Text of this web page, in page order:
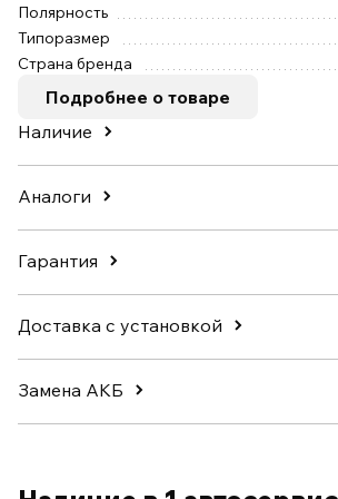
Полярность
Типоразмер
Страна бренда
Подробнее о товаре
Наличие
Аналоги
Гарантия
Доставка с установкой
Замена АКБ